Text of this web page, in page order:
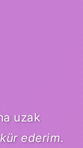
uzak
ederim.